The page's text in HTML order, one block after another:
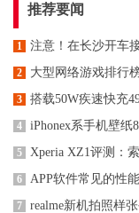
推荐要闻
1 注意！在长沙开车
2 大型网络游戏排行
3 搭载50W疾速快充
4 iPhonex系手机壁纸
5 Xperia XZ1评测：
6 APP软件常见的性
7 realme新机拍照样